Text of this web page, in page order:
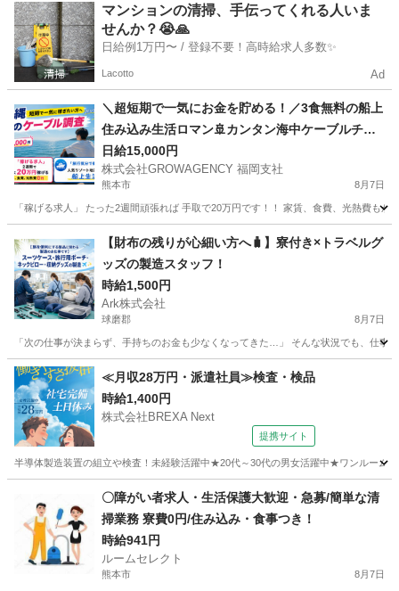
熊本 熊本市 清掃 生活保護
マンションの清掃、手伝ってくれる人いま
せんか？😭🙏
日給例1万円〜 / 登録不要！高時給求人多数✨
Lacotto Ad
＼超短期で一気にお金を貯める！／3食無料の船上
住み込み生活ロマン🚢カンタン海中ケーブルチェ
ック
日給15,000円
株式会社GROWAGENCY 福岡支社
熊本市 8月7日
「稼げる求人」 たった2週間頑張れば 手取で20万円です！！ 家賃、食費、光熱費も
その他 住み込み
【財布の残りが心細い方へ🧳】寮付き×トラベルグ
ッズの製造スタッフ！
時給1,500円
Ark株式会社
球磨郡 8月7日
「次の仕事が決まらず、手持ちのお金も少なくなってきた…」 そんな状況でも、仕
熊本 球磨郡 工場 スタッフ
≪月収28万円・派遣社員≫検査・検品
時給1,400円
株式会社BREXA Next
提携サイト
半導体製造装置の組立や検査！未経験活躍中★20代～30代の男女活躍中★ワンルーム
〇障がい者求人・生活保護大歓迎・急募/簡単な清
掃業務 寮費0円/住み込み・食事つき！
時給941円
ルームセレクト
熊本市 8月7日